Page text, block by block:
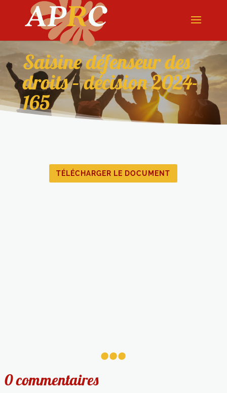
Saisine défenseur des
droits – décision 2024-
165
TÉLÉCHARGER LE DOCUMENT
...
0 commentaires